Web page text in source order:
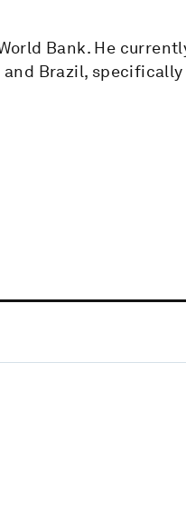
Bank. He
Brazil, specifically